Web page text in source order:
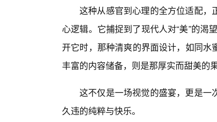
这种从感官到心理的全方位适配，
心逻辑。它捕捉到了现代人对“美”的渴
开它时，那种清爽的界面设计，如同
丰富的内容储备，则是那厚实而甜美的
这不仅是一场视觉的盛宴，更是一
久违的纯粹与快乐。